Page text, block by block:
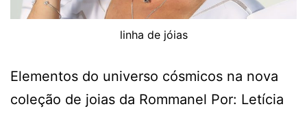
linha de jóias
Elementos do universo cósmicos na nova
coleção de joias da Rommanel Por: Letícia